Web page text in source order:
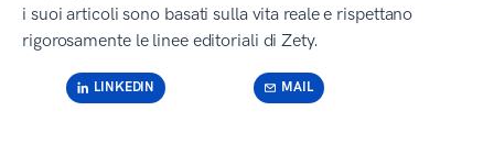
i suoi articoli sono basati sulla vita reale e rispettano
rigorosamente le linee editoriali di Zety.
LINKEDIN MAIL